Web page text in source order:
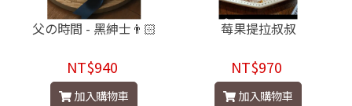
父の時間 - 黑紳士👨🏻
NT$940
加入購物車
莓果提拉叔叔
NT$970
加入購物車